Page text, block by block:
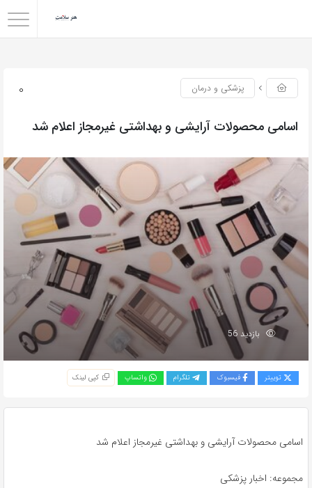
0 پزشکی و درمان
اسامی محصولات آرایشی و بهداشتی غیرمجاز اعلام شد
بازدید 56
توییتر فیسبوک تلگرام واتساپ کپی لینک
اسامی محصولات آرایشی و بهداشتی غیرمجاز اعلام شد
مجموعه: اخبار پزشکی